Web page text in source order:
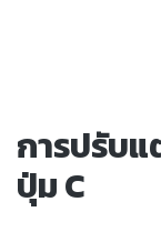
การปรับ
ปุ่ม C